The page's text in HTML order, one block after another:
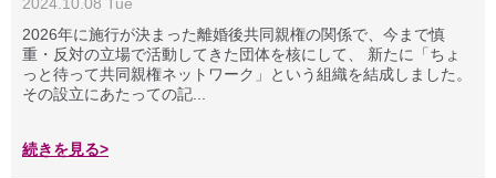
2026年に施行が決まった離婚後共同親権の関係で、今まで慎
重・反対の立場で活動してきた団体を核にして、 新たに「ちょ
っと待って共同親権ネットワーク」という組織を結成しました。
その設立にあたっての記...
続きを見る>